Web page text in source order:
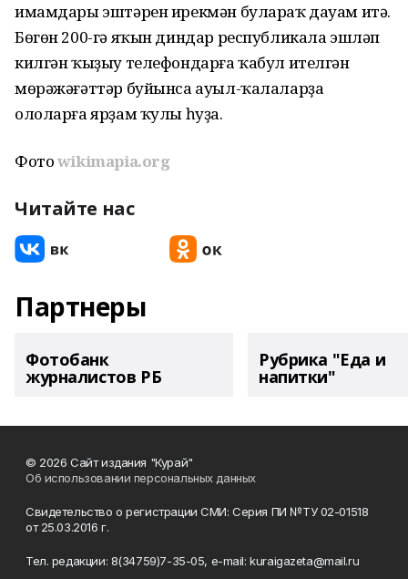
имамдары эштәрен ирекмән булараҡ дауам итә.
Бөгөн 200-гә яҡын диндар республикала эшләп
килгән ҡыҙыу телефондарға ҡабул ителгән
мөрәжәғәттәр буйынса ауыл-ҡалаларҙа
ололарға ярҙам ҡулы һуҙа.
Фотоwikimapia.org
Читайте нас
Партнеры
Фотобанк
журналистов РБ
Рубрика "Еда и
напитки"
© 2026 Сайт издания "Курай"
Об использовании персональных данных
Свидетельство о регистрации СМИ: Серия ПИ №ТУ 02-01518
от 25.03.2016 г.
Тел. редакции: 8(34759)7-35-05, e-mail: kuraigazeta@mail.ru